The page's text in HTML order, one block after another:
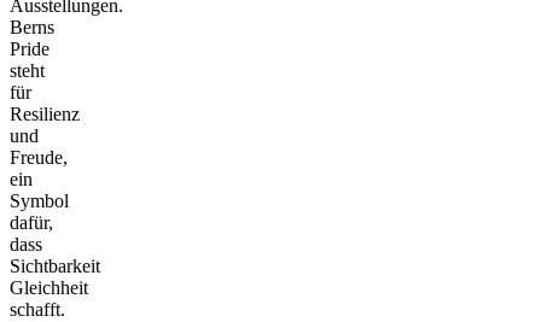
Ausstellungen.
Berns
Pride
steht
für
Resilienz
und
Freude,
ein
Symbol
dafür,
dass
Sichtbarkeit
Gleichheit
schafft.